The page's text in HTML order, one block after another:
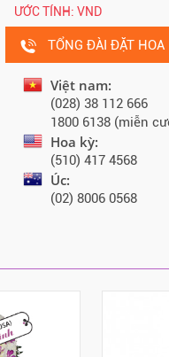
ƯỚC TÍNH: VND
TỔNG ĐÀI ĐẶT HOA
Việt nam:
(028) 38 112 666
1800 6138 (miễn
Hoa kỳ:
(510) 417 4568
Úc:
(02) 8006 0568